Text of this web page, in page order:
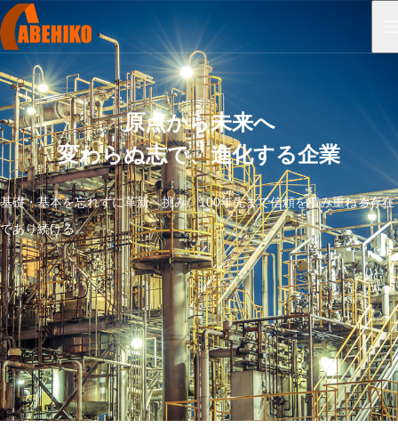
原点から未来へ
変わらぬ志で、進化する企業
基礎・基本を忘れずに革新へ挑み、100年先まで信頼を積み重ねる存在
であり続ける。